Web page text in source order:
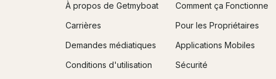
À propos de Getmyboat
Carrières
Demandes médiatiques
Conditions d'utilisation
Comment ça Fonctionne
Pour les Propriétaires
Applications Mobiles
Sécurité